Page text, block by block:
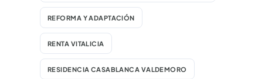
REFORMA Y ADAPTACIÓN
RENTA VITALICIA
RESIDENCIA CASABLANCA VALDEMORO